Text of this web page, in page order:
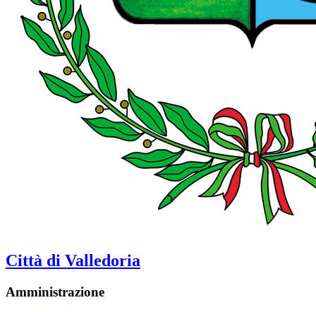
Città di Valledoria
Amministrazione